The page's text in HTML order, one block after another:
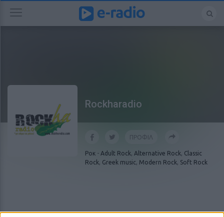
Rockharadio
ΠΡΟΦΙΛ
Ροκ - Adult Rock, Alternative Rock, Classic
Rock, Greek music, Modern Rock, Soft Rock